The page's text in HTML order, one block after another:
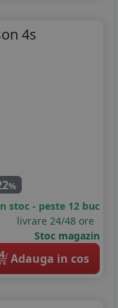
4s
%
stoc - peste 12 buc
livrare 24/48 ore
Stoc magazin
4 Adauga in cos